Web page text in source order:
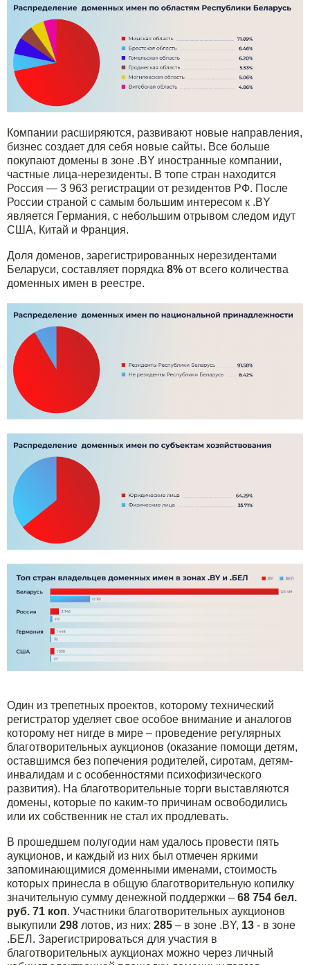
Компании расширяются, развивают новые направления,
бизнес создает для себя новые сайты. Все больше
покупают домены в зоне .BY иностранные компании,
частные лица-нерезиденты. В топе стран находится
Россия — 3 963 регистрации от резидентов РФ. После
России страной с самым большим интересом к .BY
является Германия, с небольшим отрывом следом идут
США, Китай и Франция.
Доля доменов, зарегистрированных нерезидентами
Беларуси, составляет порядка 8% от всего количества
доменных имен в реестре.
Один из трепетных проектов, которому технический
регистратор уделяет свое особое внимание и аналогов
которому нет нигде в мире – проведение регулярных
благотворительных аукционов (оказание помощи детям,
оставшимся без попечения родителей, сиротам, детям-
инвалидам и с особенностями психофизического
развития). На благотворительные торги выставляются
домены, которые по каким-то причинам освободились
или их собственник не стал их продлевать.
В прошедшем полугодии нам удалось провести пять
аукционов, и каждый из них был отмечен яркими
запоминающимися доменными именами, стоимость
которых принесла в общую благотворительную копилку
значительную сумму денежной поддержки – 68 754 бел.
руб. 71 коп. Участники благотворительных аукционов
выкупили 298 лотов, из них: 285 – в зоне .BY, 13 - в зоне
.БЕЛ. Зарегистрироваться для участия в
благотворительных аукционах можно через личный